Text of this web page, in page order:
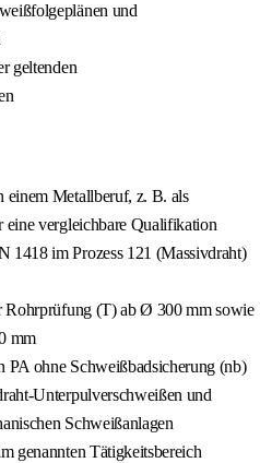
und
geltenden
einem Metallberuf, z. B. als
vergleichbare Qualifikation
1418 im Prozess 121 (Massivdraht)
Rohrprüfung (T) ab Ø 300 mm sowie
mm
PA ohne Schweißbadsicherung (nb)
Unterpulverschweißen und
Schweißanlagen
genannten Tätigkeitsbereich